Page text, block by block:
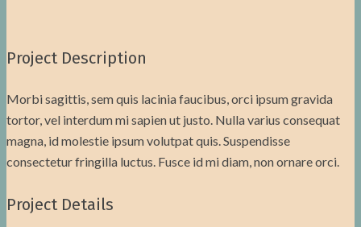
Project Description
Morbi sagittis, sem quis lacinia faucibus, orci ipsum gravida
tortor, vel interdum mi sapien ut justo. Nulla varius consequat
magna, id molestie ipsum volutpat quis. Suspendisse
consectetur fringilla luctus. Fusce id mi diam, non ornare orci.
Project Details